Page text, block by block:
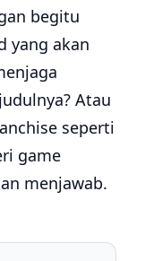
begitu
yang akan
Atau
seperti
game
menjawab.